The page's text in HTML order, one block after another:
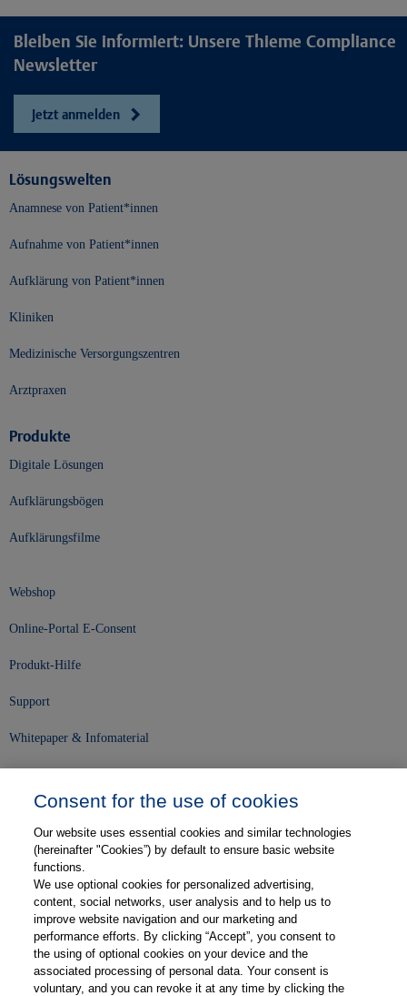
Bleiben Sie informiert: Unsere Thieme Compliance
Newsletter
Jetzt anmelden
Lösungswelten
Anamnese von Patient*innen
Aufnahme von Patient*innen
Aufklärung von Patient*innen
Kliniken
Medizinische Versorgungszentren
Arztpraxen
Produkte
Digitale Lösungen
Aufklärungsbögen
Aufklärungsfilme
Webshop
Online-Portal E-Consent
Produkt-Hilfe
Support
Whitepaper & Infomaterial
Karriere
Kontakt
Web-Semniare
Anwenderberichte
Consent for the use of cookies
Our website uses essential cookies and similar technologies
(hereinafter "Cookies”) by default to ensure basic website
functions.
We use optional cookies for personalized advertising,
content, social networks, user analysis and to help us to
improve website navigation and our marketing and
performance efforts. By clicking “Accept”, you consent to
the using of optional cookies on your device and the
associated processing of personal data. Your consent is
voluntary, and you can revoke it at any time by clicking the